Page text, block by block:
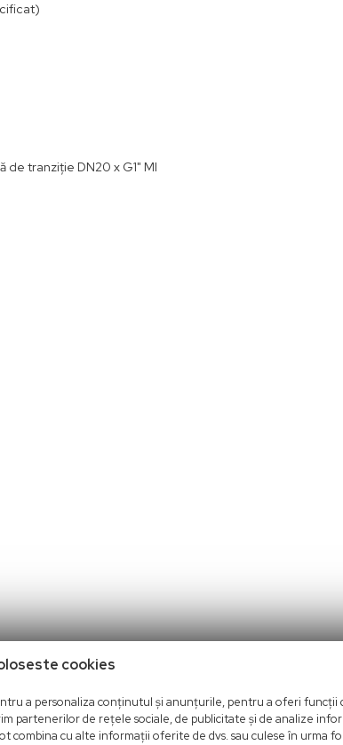
de tranziție DN20 x G1" MI
(ex. încălzire în pardoseală).
de direcția fluxului).
blocaje în echipamente.
cookies
a personaliza conținutul și anunțurile, pentru a oferi funcții
partenerilor de rețele sociale, de publicitate și de analize
combina cu alte informații oferite de dvs. sau culese în urma